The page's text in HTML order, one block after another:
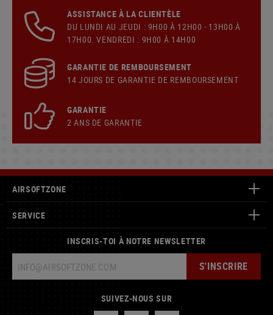
ASSISTANCE À LA CLIENTÈLE
DU LUNDI AU JEUDI : 9H00 À 12H00 - 13H00 À
17H00. VENDREDI : 9H00 À 14H00
GARANTIE DE REMBOURSEMENT
14 JOURS DE GARANTIE DE REMBOURSEMENT
GARANTIE
2 ANS DE GARANTIE
AIRSOFTZONE
SERVICE
INSCRIS-TOI À NOTRE NEWSLETTER
S'INSCRIRE
SUIVEZ-NOUS SUR